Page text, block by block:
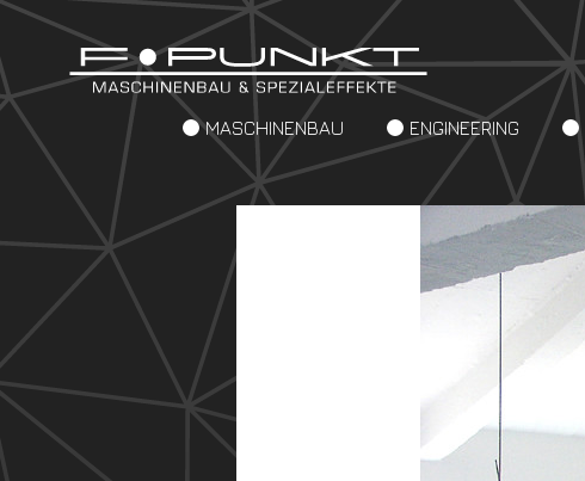
MASCHINENBAU ENGINEERING